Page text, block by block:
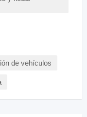
de vehículos